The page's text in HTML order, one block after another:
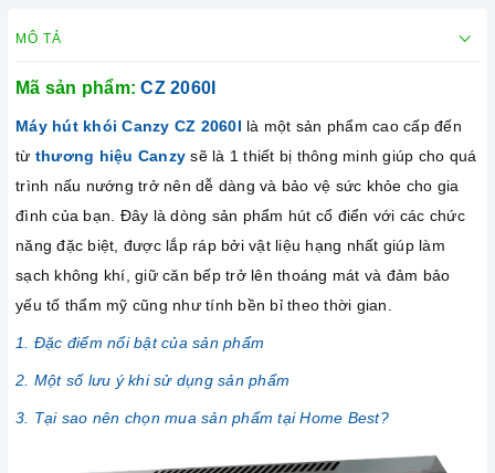
MÔ TẢ
Mã sản phẩm:CZ 2060I
Máy hút khói Canzy CZ 2060I là một sản phẩm cao cấp đến
từ thương hiệu Canzy sẽ là 1 thiết bị thông minh giúp cho quá
trình nấu nướng trở nên dễ dàng và bảo vệ sức khỏe cho gia
đình của bạn. Đây là dòng sản phẩm hút cổ điển với các chức
năng đặc biệt, được lắp ráp bởi vật liệu hạng nhất giúp làm
sạch không khí, giữ căn bếp trở lên thoáng mát và đảm bảo
yếu tố thẩm mỹ cũng như tính bền bỉ theo thời gian.
1. Đặc điểm nổi bật của sản phẩm
2. Một số lưu ý khi sử dụng sản phẩm
3. Tại sao nên chọn mua sản phẩm tại Home Best?